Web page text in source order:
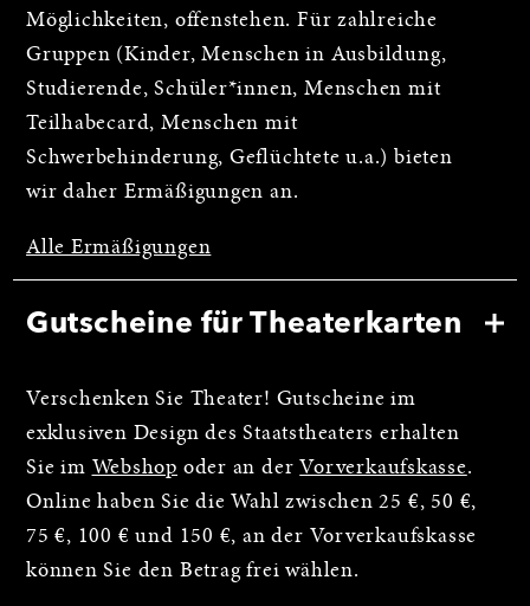
Möglichkeiten, offenstehen. Für zahlreiche
Gruppen (Kinder, Menschen in Ausbildung,
Studierende, Schüler*innen, Menschen mit
Teilhabecard, Menschen mit
Schwerbehinderung, Geflüchtete u.a.) bieten
wir daher Ermäßigungen an.
Alle Ermäßigungen
Gutscheine für Theaterkarten
Verschenken Sie Theater! Gutscheine im
exklusiven Design des Staatstheaters erhalten
Sie im Webshop oder an der Vorverkaufskasse.
Online haben Sie die Wahl zwischen 25 €, 50 €,
75 €, 100 € und 150 €, an der Vorverkaufskasse
können Sie den Betrag frei wählen.